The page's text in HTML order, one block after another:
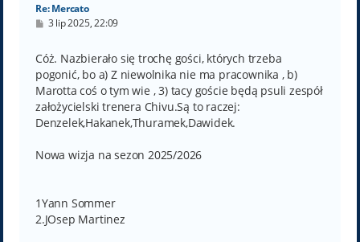
Re: Mercato
P
t
3 lip 2025, 22:09
Cóż. Nazbierało się trochę gości, których trzeba
pogonić, bo a) Z niewolnika nie ma pracownika , b)
Marotta coś o tym wie , 3) tacy goście będą psuli zespół
założycielski trenera Chivu.Są to raczej:
Denzelek,Hakanek,Thuramek,Dawidek.
Nowa wizja na sezon 2025/2026
1Yann Sommer
2.JOsep Martinez